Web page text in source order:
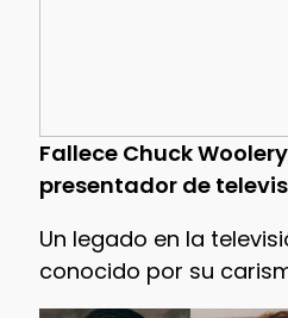
Fallece Chuck
presentador de
Un legado en la
conocido por su